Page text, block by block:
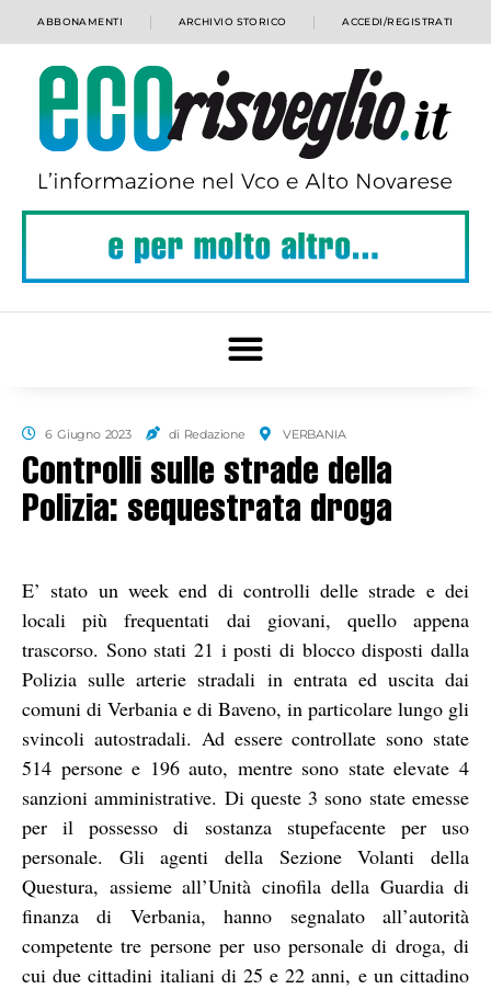
ABBONAMENTI ARCHIVIO STORICO ACCEDI/REGISTRATI
6 Giugno 2023 di Redazione VERBANIA
Controlli sulle strade della
Polizia: sequestrata droga
E’ stato un week end di controlli delle strade e dei
locali più frequentati dai giovani, quello appena
trascorso. Sono stati 21 i posti di blocco disposti dalla
Polizia sulle arterie stradali in entrata ed uscita dai
comuni di Verbania e di Baveno, in particolare lungo gli
svincoli autostradali. Ad essere controllate sono state
514 persone e 196 auto, mentre sono state elevate 4
sanzioni amministrative. Di queste 3 sono state emesse
per il possesso di sostanza stupefacente per uso
personale. Gli agenti della Sezione Volanti della
Questura, assieme all’Unità cinofila della Guardia di
finanza di Verbania, hanno segnalato all’autorità
competente tre persone per uso personale di droga, di
cui due cittadini italiani di 25 e 22 anni, e un cittadino